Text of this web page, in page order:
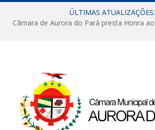
ÚLTIMAS ATUALIZAÇÕES: